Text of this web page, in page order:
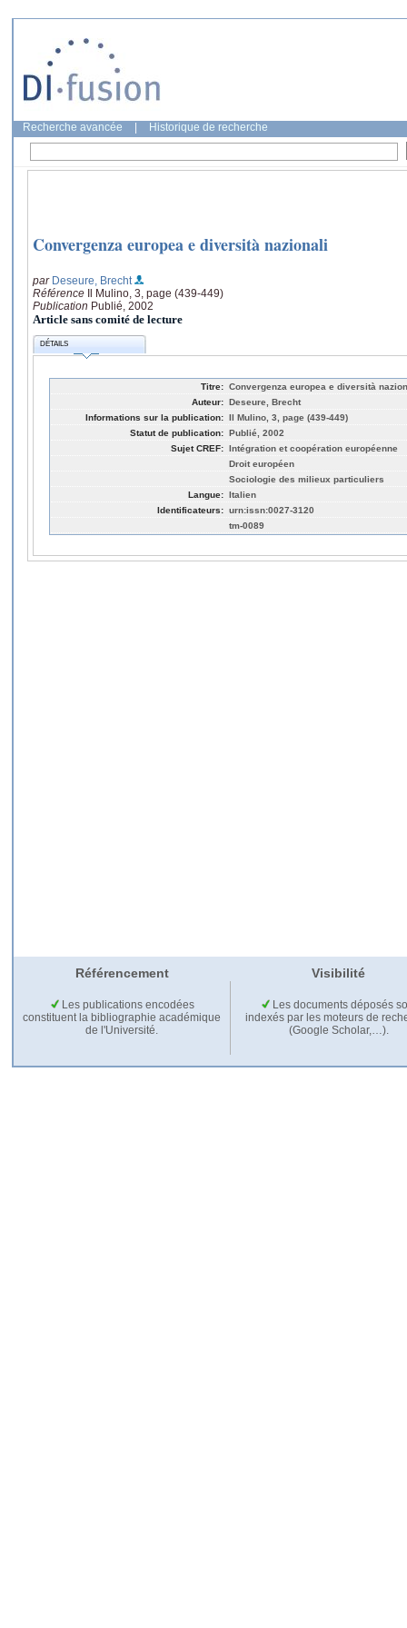
Recherche avancée Historique de recherche
Convergenza europea e diversità nazionali
par Deseure, Brecht
Référence Il Mulino, 3, page (439-449)
Publication Publié, 2002
Article sans comité de lecture
DÉTAILS
Titre: Convergenza europea e diversità
Auteur: Deseure, Brecht
Informations sur la publication: Il Mulino, 3, page (439-449)
Statut de publication: Publié, 2002
Sujet CREF: Intégration et coopération européenne
Droit européen
Sociologie des milieux particuliers
Langue: Italien
Identificateurs: urn:issn:0027-3120
tm-0089
Référencement Visibilité
Les publications encodées
constituent la bibliographie académique
de l'Université.
Les documents déposés
indexés par les moteurs de
(Google Scholar,…).